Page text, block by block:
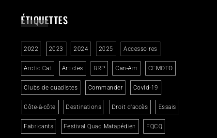
ÉTIQUETTES
2022 2023 2024 2025 Accessoires
Arctic Cat Articles BRP Can-Am CFMOTO
Clubs de quadistes Commander Covid-19
Côte-à-côte Destinations Droit d'accès Essais
Fabricants Festival Quad Matapédien FQCQ